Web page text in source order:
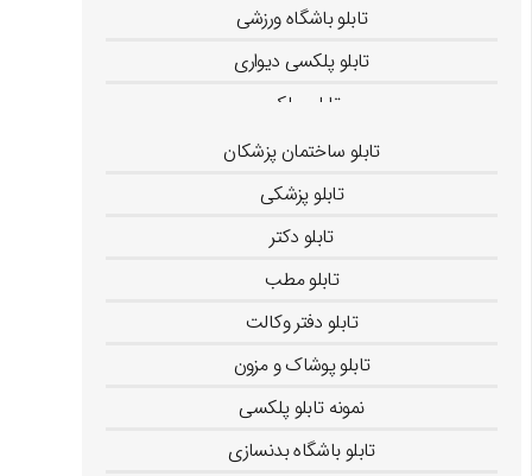
تابلو باشگاه ورزشی
تابلو پلکسی دیواری
تابلو پولکی
تابلو پزشکان
تابلو ساختمان پزشکان
تابلو پزشکی
تابلو دکتر
تابلو مطب
تابلو دفتر وکالت
تابلو پوشاک و مزون
نمونه تابلو پلکسی
تابلو باشگاه بدنسازی